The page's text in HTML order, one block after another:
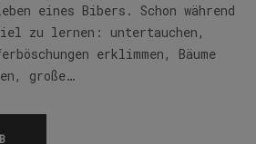
eines Bibers. Schon während
zu lernen: untertauchen,
erklimmen, Bäume
große…